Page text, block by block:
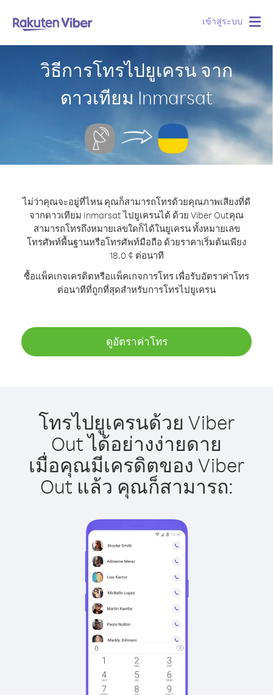
เข้าสู่ระบบ
วิธีการโทรไปยูเครน จาก
ดาวเทียม Inmarsat
ไม่ว่าคุณจะอยู่ที่ไหน คุณก็สามารถโทรด้วยคุณภาพเสียงที่ดี
จากดาวเทียม Inmarsat ไปยูเครนได้ ด้วย Viber Outคุณ
สามารถโทรถึงหมายเลขใดก็ได้ในยูเครน ทั้งหมายเลข
โทรศัพท์พื้นฐานหรือโทรศัพท์มือถือ ด้วยราคาเริ่มต้นเพียง
18.0 ¢ ต่อนาที
ซื้อแพ็คเกจเครดิตหรือแพ็คเกจการโทร เพื่อรับอัตราค่าโทร
ต่อนาทีที่ถูกที่สุดสำหรับการโทรไปยูเครน
ดูอัตราค่าโทร
โทรไปยูเครนด้วย Viber
Out ได้อย่างง่ายดาย
เมื่อคุณมีเครดิตของ Viber
Out แล้ว คุณก็สามารถ: